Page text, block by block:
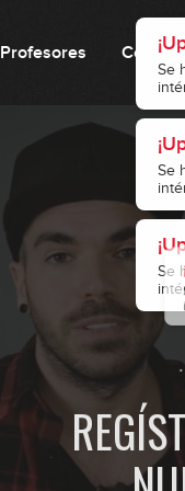
Se
Profesores Cómo